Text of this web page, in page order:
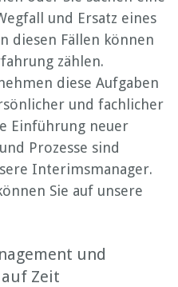
und Ersatz eines
diesen Fällen können
zählen.
diese Aufgaben
und fachlicher
Einführung neuer
Prozesse sind
Interimsmanager.
Sie auf unsere
und
Zeit